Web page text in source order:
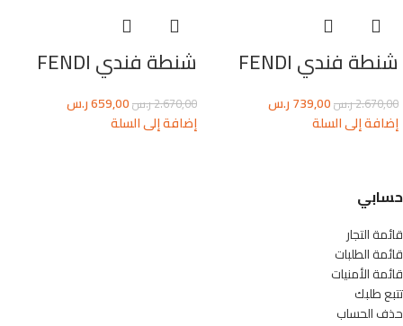
شنطة فندي FENDI
2.670,00ر.س739,00ر.س
إضافة إلى السلة
شنطة فندي FENDI
2.670,00ر.س659,00ر.س
إضافة إلى السلة
حسابي
قائمة التجار
قائمة الطلبات
قائمة الأمنيات
تتبع طلبك
حذف الحساب